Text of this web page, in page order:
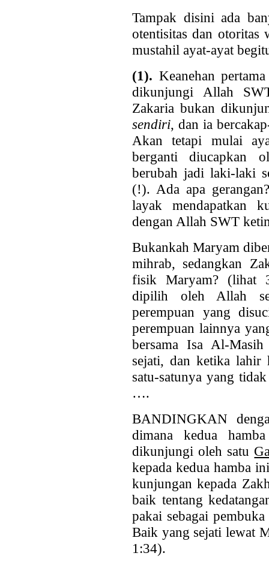
Tampak disini ada
otentisitas dan otoritas
mustahil ayat-ayat
(1). Keanehan
dikunjungi Allah
Zakaria bukan
sendiri, dan ia
Akan tetapi mulai
berganti diucapkan
berubah jadi laki-laki
(!). Ada apa
layak mendapatkan
dengan Allah SWT
Bukankah Maryam
mihrab, sedangkan
fisik Maryam? (lihat
dipilih oleh Allah
perempuan yang
perempuan lainnya
bersama Isa Al-
sejati, dan ketika lahir
satu-satunya yang
….
BANDINGKAN
dimana kedua
dikunjungi oleh satu
kepada kedua hamba
kunjungan kepada
baik tentang
pakai sebagai
Baik yang sejati lewat
1:34).